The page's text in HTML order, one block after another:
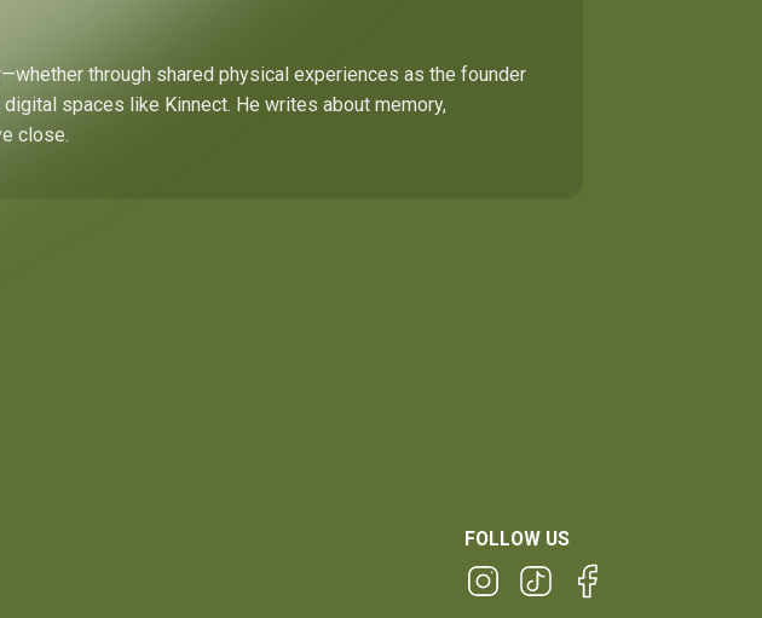
through shared physical experiences as the founder
spaces like Kinnect. He writes about memory,
close.
FOLLOW US